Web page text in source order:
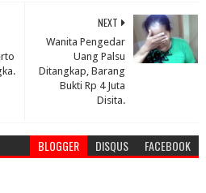
NEXT
Wanita Pengedar
Uang Palsu
Ditangkap, Barang
Bukti Rp 4 Juta
Disita.
BLOGGER DISQUS FACEBOOK